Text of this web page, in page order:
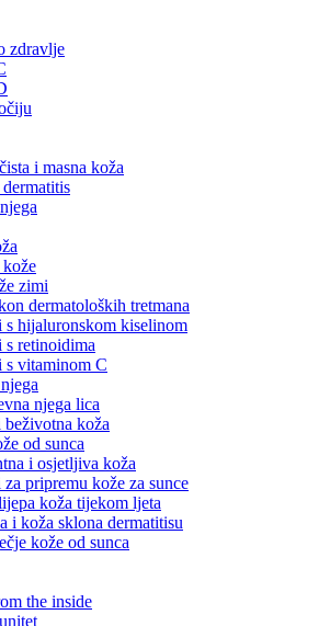
zdravlje
i masna koža
zimi
dermatoloških tretmana
s hijaluronskom kiselinom
s retinoidima
s vitaminom C
njega lica
koža
od sunca
i osjetljiva koža
pripremu kože za sunce
koža tijekom ljeta
i koža sklona dermatitisu
kože od sunca
the inside